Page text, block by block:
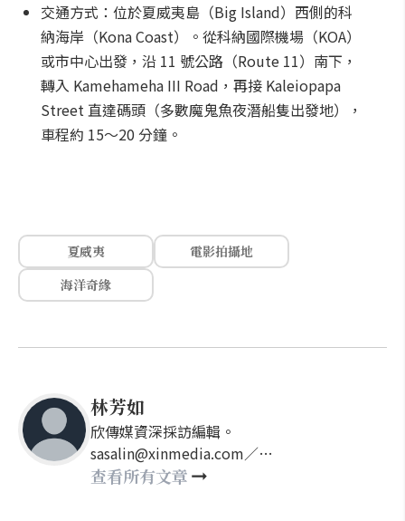
交通方式：位於夏威夷島（Big Island）西側的科
納海岸（Kona Coast）。從科納國際機場（KOA）
或市中心出發，沿 11 號公路（Route 11）南下，
轉入 Kamehameha III Road，再接 Kaleiopapa
Street 直達碼頭（多數魔鬼魚夜潛船隻出發地），
車程約 15～20 分鐘。
夏威夷
電影拍攝地
海洋奇緣
林芳如
欣傳媒資深採訪編輯。
sasalin@xinmedia.com／
happy21917@gmail.com
查看所有文章